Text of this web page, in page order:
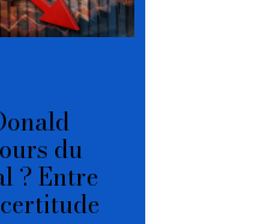
du
? Entre